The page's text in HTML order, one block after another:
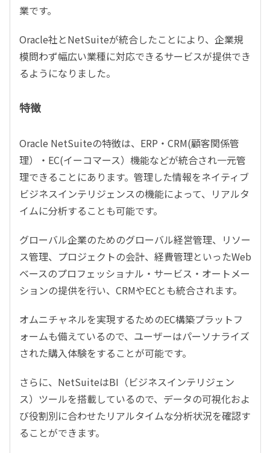
業です。
Oracle社とNetSuiteが統合したことにより、企業規
模問わず幅広い業種に対応できるサービスが提供でき
るようになりました。
特徴
Oracle NetSuiteの特徴は、ERP・CRM(顧客関係管
理）・EC(イーコマース）機能などが統合され一元管
理できることにあります。管理した情報をネイティブ
ビジネスインテリジェンスの機能によって、リアルタ
イムに分析することも可能です。
グローバル企業のためのグローバル経営管理、リソー
ス管理、プロジェクトの会計、経費管理といったWeb
ベースのプロフェッショナル・サービス・オートメー
ションの提供を行い、CRMやECとも統合されます。
オムニチャネルを実現するためのEC構築プラットフ
ォームも備えているので、ユーザーはパーソナライズ
された購入体験をすることが可能です。
さらに、NetSuiteはBI（ビジネスインテリジェン
ス）ツールを搭載しているので、データの可視化およ
び役割別に合わせたリアルタイムな分析状況を確認す
ることができます。